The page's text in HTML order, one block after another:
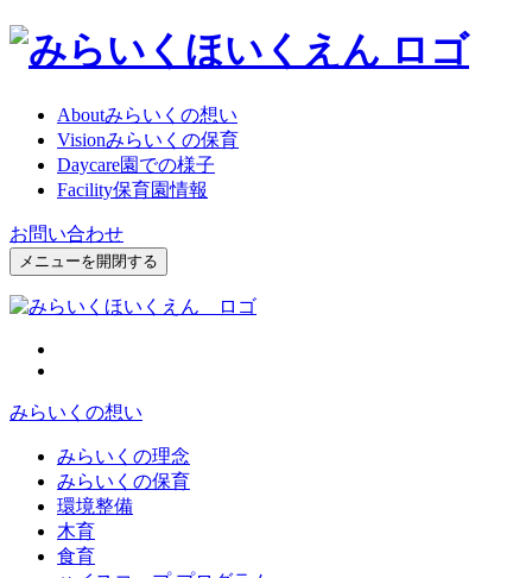
Aboutみらいくの想い
Visionみらいくの保育
Daycare園での様子
Facility保育園情報
お問い合わせ
メニューを開閉する
みらいくの想い
みらいくの理念
みらいくの保育
環境整備
木育
食育